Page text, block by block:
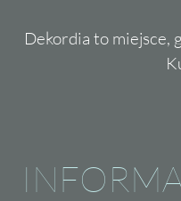
Dekordia to miejsce,